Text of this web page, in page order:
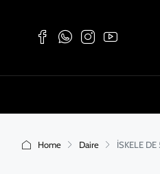
Home Daire İSKELE